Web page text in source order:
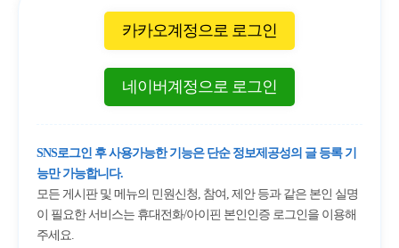
카카오계정으로 로그인
네이버계정으로 로그인
SNS로그인 후 사용가능한 기능은 단순 정보제공성의 글 등록 기
능만 가능합니다.
모든 게시판 및 메뉴의 민원신청, 참여, 제안 등과 같은 본인 실명
이 필요한 서비스는 휴대전화/아이핀 본인인증 로그인을 이용해
주세요.